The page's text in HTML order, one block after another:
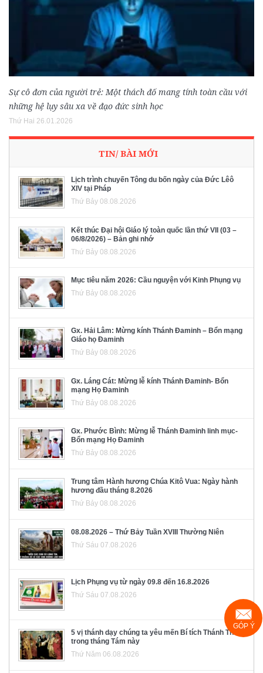
Sự cô đơn của người trẻ: Một thách đố mang tính toàn cầu với
những hệ lụy sâu xa về đạo đức sinh học
Thứ Hai 26.01.2026
TIN/ BÀI MỚI
Lịch trình chuyến Tông du bốn ngày của Đức Lêô
XIV tại Pháp
Thứ Bảy 08.08.2026
Kết thúc Đại hội Giáo lý toàn quốc lần thứ VII (03 –
06/8/2026) – Bản ghi nhớ
Thứ Bảy 08.08.2026
Mục tiêu năm 2026: Cầu nguyện với Kinh Phụng vụ
Thứ Bảy 08.08.2026
Gx. Hải Lâm: Mừng kính Thánh Đaminh – Bổn mạng
Giáo họ Đaminh
Thứ Bảy 08.08.2026
Gx. Láng Cát: Mừng lễ kính Thánh Đaminh- Bổn
mạng Họ Đaminh
Thứ Bảy 08.08.2026
Gx. Phước Bình: Mừng lễ Thánh Đaminh linh mục-
Bổn mạng Họ Đaminh
Thứ Bảy 08.08.2026
Trung tâm Hành hương Chúa Kitô Vua: Ngày hành
hương đầu tháng 8.2026
Thứ Bảy 08.08.2026
08.08.2026 – Thứ Bảy Tuần XVIII Thường Niên
Thứ Sáu 07.08.2026
Lịch Phụng vụ từ ngày 09.8 đến 16.8.2026
Thứ Sáu 07.08.2026
5 vị thánh dạy chúng ta yêu mến Bí tích Thánh Thể
trong tháng Tám này
Thứ Năm 06.08.2026
GÓP Ý